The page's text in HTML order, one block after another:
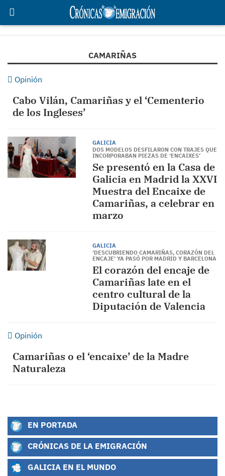
CAMARIÑAS
Opinión
Cabo Vilán, Camariñas y el ‘Cementerio
de los Ingleses’
GALICIA
DOS MODELOS DESFILARON CON TRAJES QUE
INCORPORABAN PIEZAS DE ‘ENCAIXES’
Se presentó en la Casa de
Galicia en Madrid la XXVI
Muestra del Encaixe de
Camariñas, a celebrar en
marzo
GALICIA
‘DESCUBRIENDO CAMARIÑAS, CORAZÓN DEL
ENCAJE’ YA PASÓ POR MADRID Y BARCELONA
El corazón del encaje de
Camariñas late en el
centro cultural de la
Diputación de Valencia
Opinión
Camariñas o el ‘encaixe’ de la Madre
Naturaleza
EN PORTADA
CRÓNICAS DE LA EMIGRACIÓN
GALICIA EN EL MUNDO